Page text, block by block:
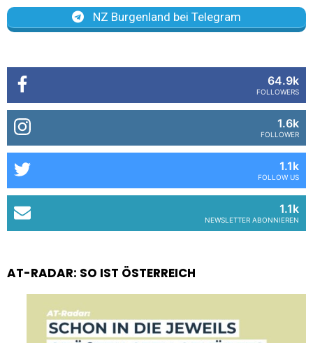
NZ Burgenland bei Telegram
64.9k
FOLLOWERS
1.6k
FOLLOWER
1.1k
FOLLOW US
1.1k
NEWSLETTER ABONNIEREN
AT-RADAR: SO IST ÖSTERREICH